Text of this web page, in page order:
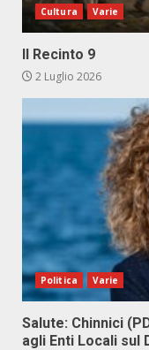
Cultura Varie
Il Recinto 9
2 Luglio 2026
Politica Varie
Salute: Chinnici
agli Enti Locali sul